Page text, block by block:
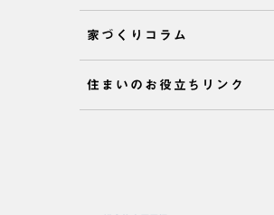
家づくりコラム
住まいのお役立ちリンク